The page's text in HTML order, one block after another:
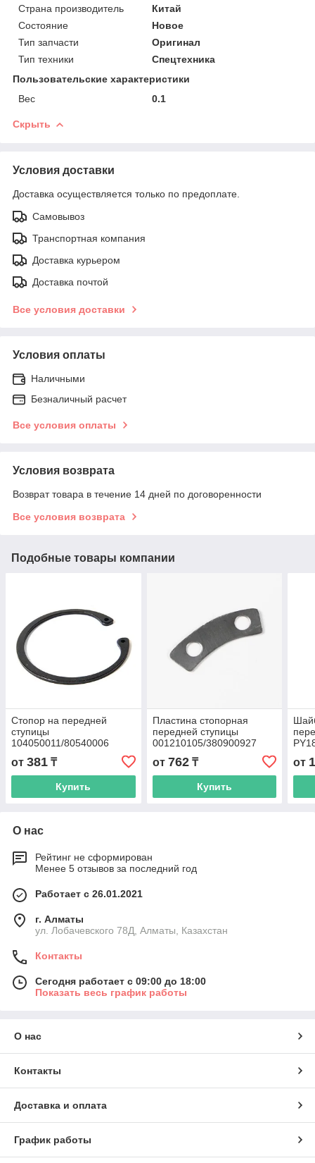
Страна производитель
Китай
Состояние
Новое
Тип запчасти
Оригинал
Тип техники
Спецтехника
Пользовательские характеристики
Вес
0.1
Скрыть
Условия доставки
Доставка осуществляется только по предоплате.
Самовывоз
Транспортная компания
Доставка курьером
Доставка почтой
Все условия доставки
Условия оплаты
Наличными
Безналичный расчет
Все условия оплаты
Условия возврата
Возврат товара в течение 14 дней по договоренности
Все условия возврата
Подобные товары компании
Стопор на передней
ступицы
104050011/80540006
4шт*ком, 80мм,
от 381 ₸
Купить
Пластина стопорная
передней ступицы
001210105/380900927
от 762₸
Купить
от
О нас
Рейтинг не сформирован
Менее 5 отзывов за последний год
Работает с 26.01.2021
г. Алматы
ул. Лобачевского 78Д, Алматы, Казахстан
Контакты
Сегодня работает с 09:00 до 18:00
Показать весь график работы
О нас
Контакты
Доставка и оплата
График работы